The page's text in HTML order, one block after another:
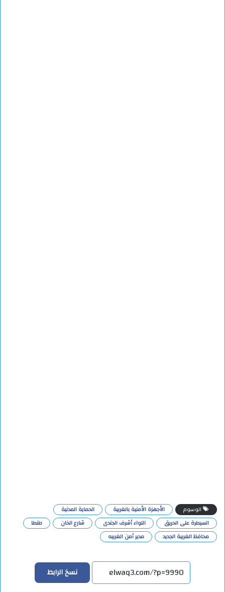
الوسوم الأجهزة الأمنية بالغربية
الحماية المدنية
السيطرة على الحريق
اللواء أشرف الجندى شارع الخان
طنطا
محافظ الغربية الجديد
مدير أمن الغربيه
نسخ الرابط